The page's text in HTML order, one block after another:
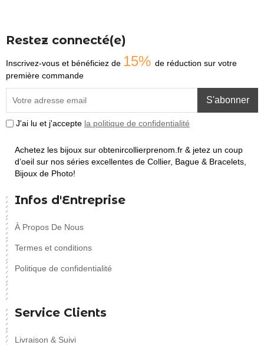
Restez connecté(e)
Inscrivez-vous et bénéficiez de 15% de réduction sur votre
première commande
S'abonner
J'ai lu et j'accepte la politique de confidentialité
Achetez les bijoux sur obtenircollierprenom.fr & jetez un coup
d’oeil sur nos séries excellentes de Collier, Bague & Bracelets,
Bijoux de Photo!
Infos d'Entreprise
À Propos De Nous
Termes et conditions
Politique de confidentialité
Service Clients
Livraison & Suivi